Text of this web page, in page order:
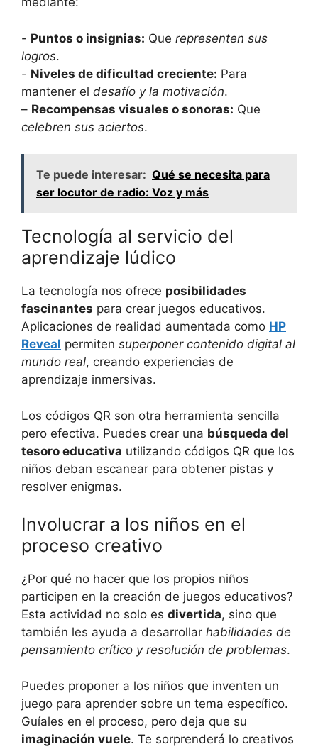
-⁢ Puntos ‍o insignias: Que representen sus
logros.
-⁣ Niveles‍ de dificultad creciente: Para
mantener⁢ el desafío y la motivación.
– Recompensas visuales o sonoras: Que
celebren sus aciertos.
Te puede interesar: Qué se necesita para
ser locutor de radio: Voz y más
Tecnología al servicio del
aprendizaje‍ lúdico
La⁣ tecnología nos‍ ofrece posibilidades
fascinantes para crear juegos educativos. ​
Aplicaciones de⁤ realidad ‍aumentada como‍ HP
Reveal permiten superponer contenido⁣ digital al
mundo real, creando experiencias de
aprendizaje‌ inmersivas.
Los ⁢códigos QR son ⁢otra herramienta ‌sencilla⁤
pero ‌efectiva. ⁢Puedes crear una búsqueda del
tesoro educativa ​utilizando‌ códigos QR que los
niños deban escanear ⁢para obtener pistas y
resolver enigmas.
Involucrar a los‌ niños en‌ el
proceso​ creativo
¿Por qué no ‌hacer que los⁣ propios niños
participen en​ la ⁤creación de juegos ⁤educativos?
Esta actividad no solo es⁣ divertida, sino⁢ que
también‍ les ayuda a‌ desarrollar habilidades de
⁤pensamiento crítico y resolución de problemas.
Puedes proponer a los niños que inventen un
juego para aprender sobre un ⁤tema específico.
⁢Guíales en el proceso, pero deja que​ su
imaginación ⁢vuele. Te sorprenderá lo creativos